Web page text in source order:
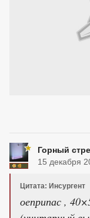
Горный
15 декабря
Цитата: Инсургент
оеприпас ,